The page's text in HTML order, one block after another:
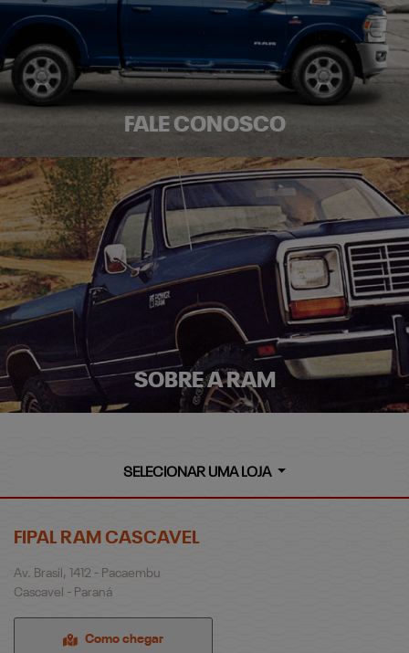
FALE CONOSCO
SOBRE A RAM
SELECIONAR UMA LOJA
FIPAL RAM CASCAVEL
Av. Brasil, 1412 - Pacaembu
Cascavel - Paraná
Como chegar